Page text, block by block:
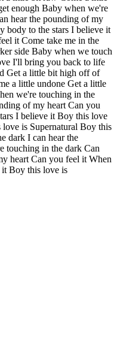
enough Baby when we're
hear the pounding of my
body to the stars I believe it
it Come take me in the
side Baby when we touch
I'll bring you back to life
Get a little bit high off of
a little undone Get a little
we're touching in the
of my heart Can you
I believe it Boy this love
is Supernatural Boy this
dark I can hear the
touching in the dark Can
heart Can you feel it When
it Boy this love is